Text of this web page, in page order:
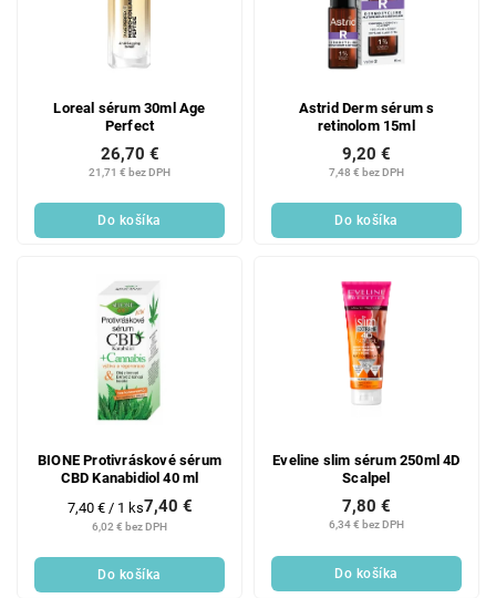
Loreal sérum 30ml Age
Perfect
21,71 € bez DPH
26,70 €
Do košíka
Astrid Derm sérum s
retinolom 15ml
7,48 € bez DPH
9,20 €
Do košíka
BIONE Protivráskové sérum
CBD Kanabidiol 40 ml
6,02 € bez DPH
7,40 €
Jednotková
cena:
7,40 € / 1 ks
Do košíka
Eveline slim sérum 250ml 4D
Scalpel
6,34 € bez DPH
7,80 €
Do košíka